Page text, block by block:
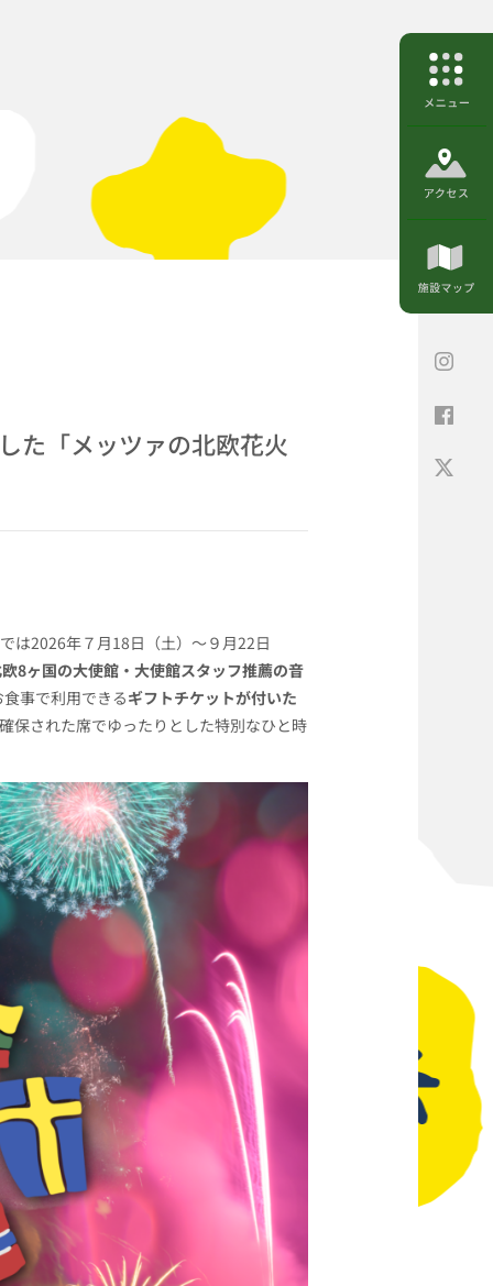
た「メッツァの北欧花火
は2026年７月18日（土）～９月22日
8ヶ国の大使館・大使館スタッフ推薦の音
事で利用できるギフトチケットが付いた
保された席でゆったりとした特別なひと時